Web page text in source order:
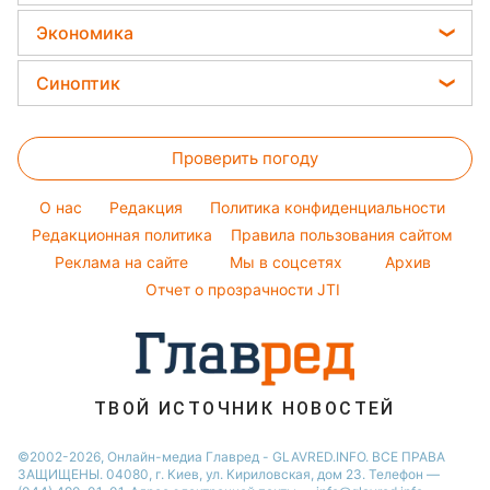
Новости Харькова
Новости Днепра
Головоломки
Потап
София Ротару
Ольга Сумская
Филипп Киркоров
Елена Зеленская
Ани Лорак
Кейт Миддлтон
Алла Пугачева
Салаты
Простые блюда
Легкие десерты
Праздничное меню
Все о сале
Уборка
Авто
Стирка
Комнатные растения
Экономика
Цены на продукты
Денежная помощь
Курс валют
Синоптик
Магнитные бури
Погода на сегодня
Погода на завтра
Пылевая буря
Проверить погоду
O нас Редакция
Политика конфиденциальности
Редакционная политика
Правила пользования сайтом
Реклама на сайте
Мы в соцсетях
Архив
Отчет о прозрачности JTI
ТВОЙ ИСТОЧНИК НОВОСТЕЙ
©2002-2026, Онлайн-медиа Главред - GLAVRED.INFO. ВСЕ ПРАВА
ЗАЩИЩЕНЫ. 04080, г. Киев, ул. Кириловская, дом 23. Телефон —